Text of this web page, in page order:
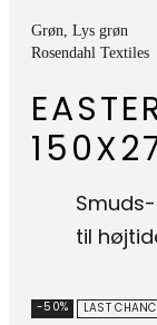
Grøn, Lys grøn
Rosendahl Textiles
til
-50% LAST